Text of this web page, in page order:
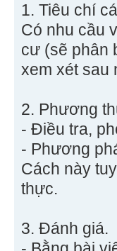
1. Tiêu chí
Có nhu cầu
cư (sẽ phân
xem xét sau
2. Phương
- Điều tra,
- Phương
Cách này
thực.
3. Đánh giá.